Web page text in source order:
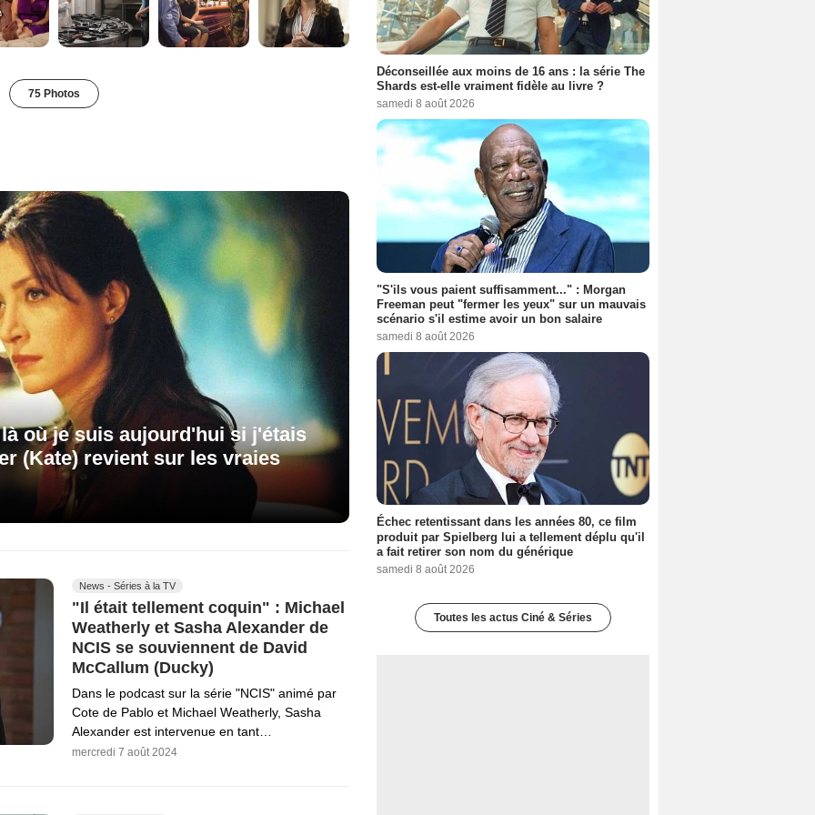
75 Photos
où je suis aujourd'hui si j'étais
(Kate) revient sur les vraies
News - Séries à la TV
"Il était tellement coquin" : Michael
Weatherly et Sasha Alexander de
NCIS se souviennent de David
McCallum (Ducky)
Dans le podcast sur la série "NCIS" animé par
Cote de Pablo et Michael Weatherly, Sasha
Alexander est intervenue en tant…
mercredi 7 août 2024
Déconseillée aux moins de 16 ans : la série The
Shards est-elle vraiment fidèle au livre ?
samedi 8 août 2026
"S'ils vous paient suffisamment..." : Morgan
Freeman peut "fermer les yeux" sur un mauvais
scénario s'il estime avoir un bon salaire
samedi 8 août 2026
Échec retentissant dans les années 80, ce film
produit par Spielberg lui a tellement déplu qu'il
a fait retirer son nom du générique
samedi 8 août 2026
Toutes les actus Ciné & Séries